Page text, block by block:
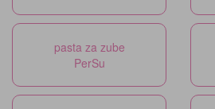
pasta za zube
PerSu